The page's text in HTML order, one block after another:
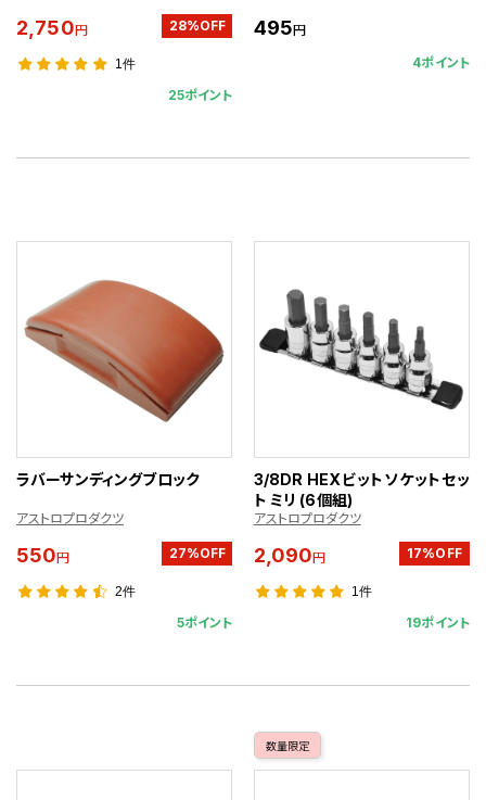
2,750円 28%OFF
1件
25ポイント
495円
4ポイント
ラバーサンディングブロック
アストロプロダクツ
550円 27%OFF
2件
5ポイント
3/8DR HEXビットソケットセッ
ト ミリ (6個組)
アストロプロダクツ
2,090円 17%OFF
1件
19ポイント
数量限定